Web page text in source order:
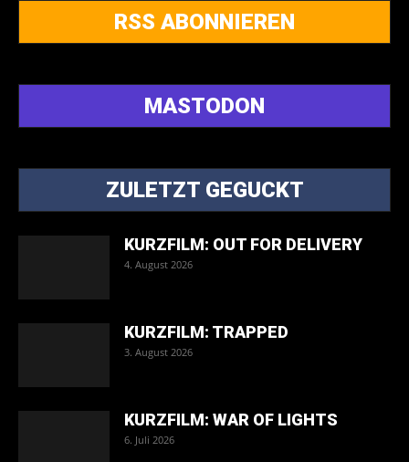
RSS ABONNIEREN
MASTODON
ZULETZT GEGUCKT
KURZFILM: OUT FOR DELIVERY
4. August 2026
KURZFILM: TRAPPED
3. August 2026
KURZFILM: WAR OF LIGHTS
6. Juli 2026